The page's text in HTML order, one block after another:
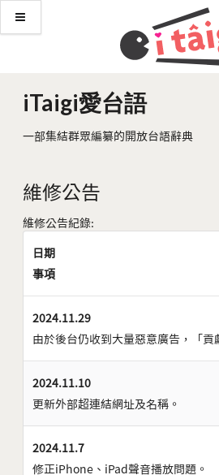
iTaigi愛台語
一部集結群眾編纂的開放台語辭典
維修公告
維修公告紀錄:
日期
事項
2024.11.29
由於後台仍收到大量惡意廣告，「貢
2024.11.10
更新外部超連結網址及名稱。
2024.11.7
修正iPhone、iPad聲音播放問題。